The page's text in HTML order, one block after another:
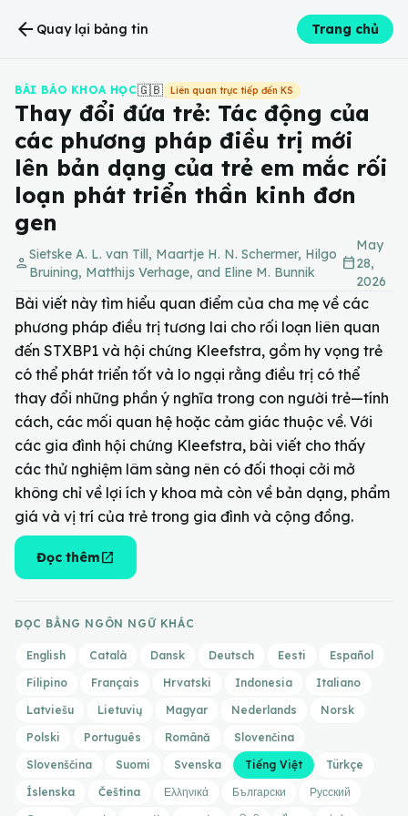
arrow_back Quay lại bảng tin Trang chủ
BÀI BÁO KHOA HỌC🇬🇧 Liên quan trực tiếp đến KS
Thay đổi đứa trẻ: Tác động của
các phương pháp điều trị mới
lên bản dạng của trẻ em mắc rối
loạn phát triển thần kinh đơn
gen
personSietske A. L. van Till, Maartje H. N. Schermer, Hilgo
Bruining, Matthijs Verhage, and Eline M. Bunnik
calendar_today
May
28,
2026
Bài viết này tìm hiểu quan điểm của cha mẹ về các
phương pháp điều trị tương lai cho rối loạn liên quan
đến STXBP1 và hội chứng Kleefstra, gồm hy vọng trẻ
có thể phát triển tốt và lo ngại rằng điều trị có thể
thay đổi những phần ý nghĩa trong con người trẻ—tính
cách, các mối quan hệ hoặc cảm giác thuộc về. Với
các gia đình hội chứng Kleefstra, bài viết cho thấy
các thử nghiệm lâm sàng nên có đối thoại cởi mở
không chỉ về lợi ích y khoa mà còn về bản dạng, phẩm
giá và vị trí của trẻ trong gia đình và cộng đồng.
Đọc thêmopen_in_new
ĐỌC BẰNG NGÔN NGỮ KHÁC
English Català Dansk Deutsch Eesti
Español
Filipino
Français Hrvatski Indonesia
Italiano
Latviešu
Lietuvių Magyar Nederlands
Norsk
Polski
Português Română
Slovenčina
Slovenščina
Suomi Svenska Tiếng Việt
Türkçe
Íslenska
Čeština Ελληνικά Български
Русский